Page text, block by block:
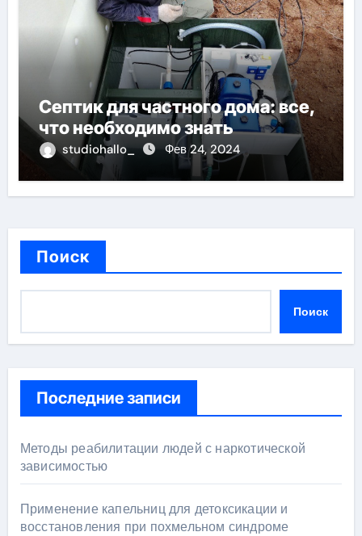
Септик для частного дома: все,
что необходимо знать
studiohallo_ Фев 24, 2024
Поиск
Поиск
Последние записи
Методы реабилитации людей с наркотической
зависимостью
Применение капельниц для детоксикации и
восстановления при похмельном синдроме